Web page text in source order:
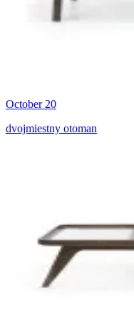
October 20
dvojmiestny otoman